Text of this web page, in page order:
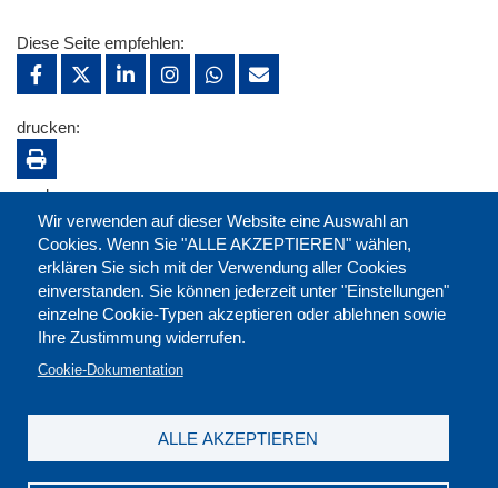
Wir verwenden auf dieser Website eine Auswahl an
Cookies. Wenn Sie "ALLE AKZEPTIEREN" wählen,
erklären Sie sich mit der Verwendung aller Cookies
einverstanden. Sie können jederzeit unter "Einstellungen"
einzelne Cookie-Typen akzeptieren oder ablehnen sowie
Ihre Zustimmung widerrufen.
Cookie-Dokumentation
ALLE AKZEPTIEREN
Diese Seite empfehlen:
drucken:
merken: